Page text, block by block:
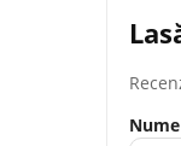
Nume